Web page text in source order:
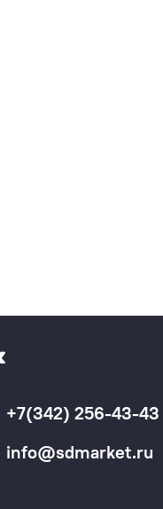
+7(342) 256-43-43
info@sdmarket.ru